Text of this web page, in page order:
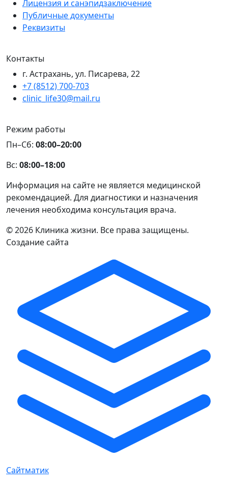
Лицензия и санэпидзаключение
Публичные документы
Реквизиты
Контакты
г. Астрахань, ул. Писарева, 22
+7 (8512) 700-703
clinic_life30@mail.ru
Режим работы
Пн–Сб: 08:00–20:00
Вс: 08:00–18:00
Информация на сайте не является медицинской
рекомендацией. Для диагностики и назначения
лечения необходима консультация врача.
©2026 Клиника жизни. Все права защищены.
Создание сайта
Сайтматик